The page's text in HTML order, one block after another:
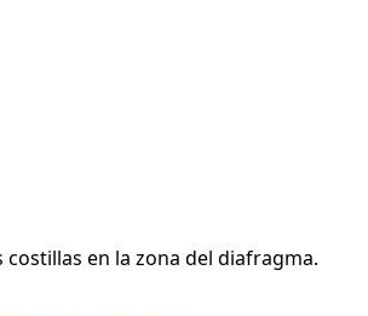
en la zona del diafragma.